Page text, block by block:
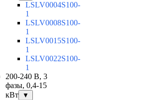
LSLV0004S100-
1
LSLV0008S100-
1
LSLV0015S100-
1
LSLV0022S100-
1
200-240 В, 3
фазы, 0,4-15
кВт
▼